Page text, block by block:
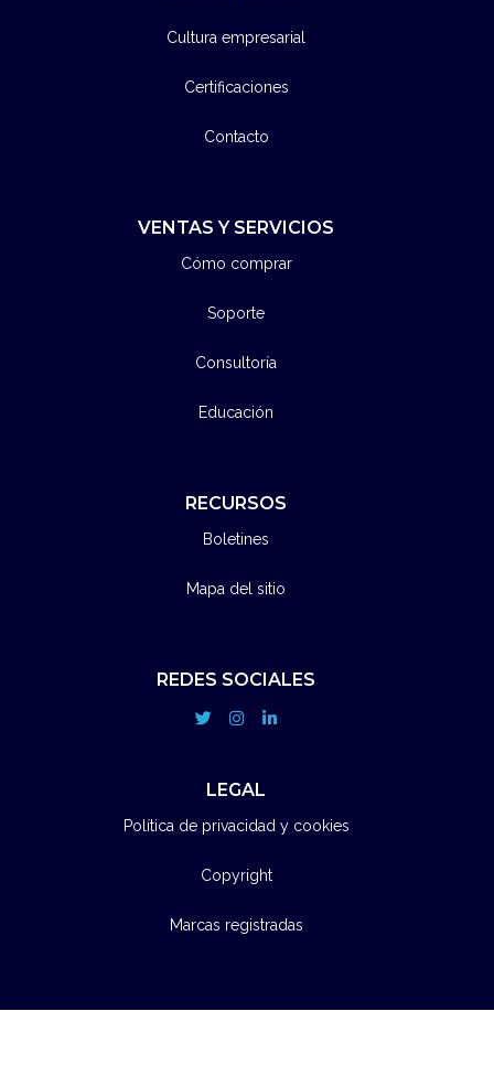
Cultura empresarial
Certificaciones
Contacto
VENTAS Y SERVICIOS
Cómo comprar
Soporte
Consultoría
Educación
RECURSOS
Boletines
Mapa del sitio
REDES SOCIALES
LEGAL
Política de privacidad y cookies
Copyright
Marcas registradas